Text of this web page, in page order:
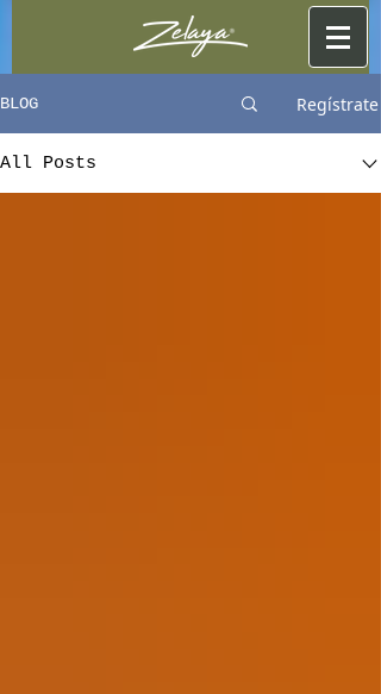
BLOG Regístrate
All Posts